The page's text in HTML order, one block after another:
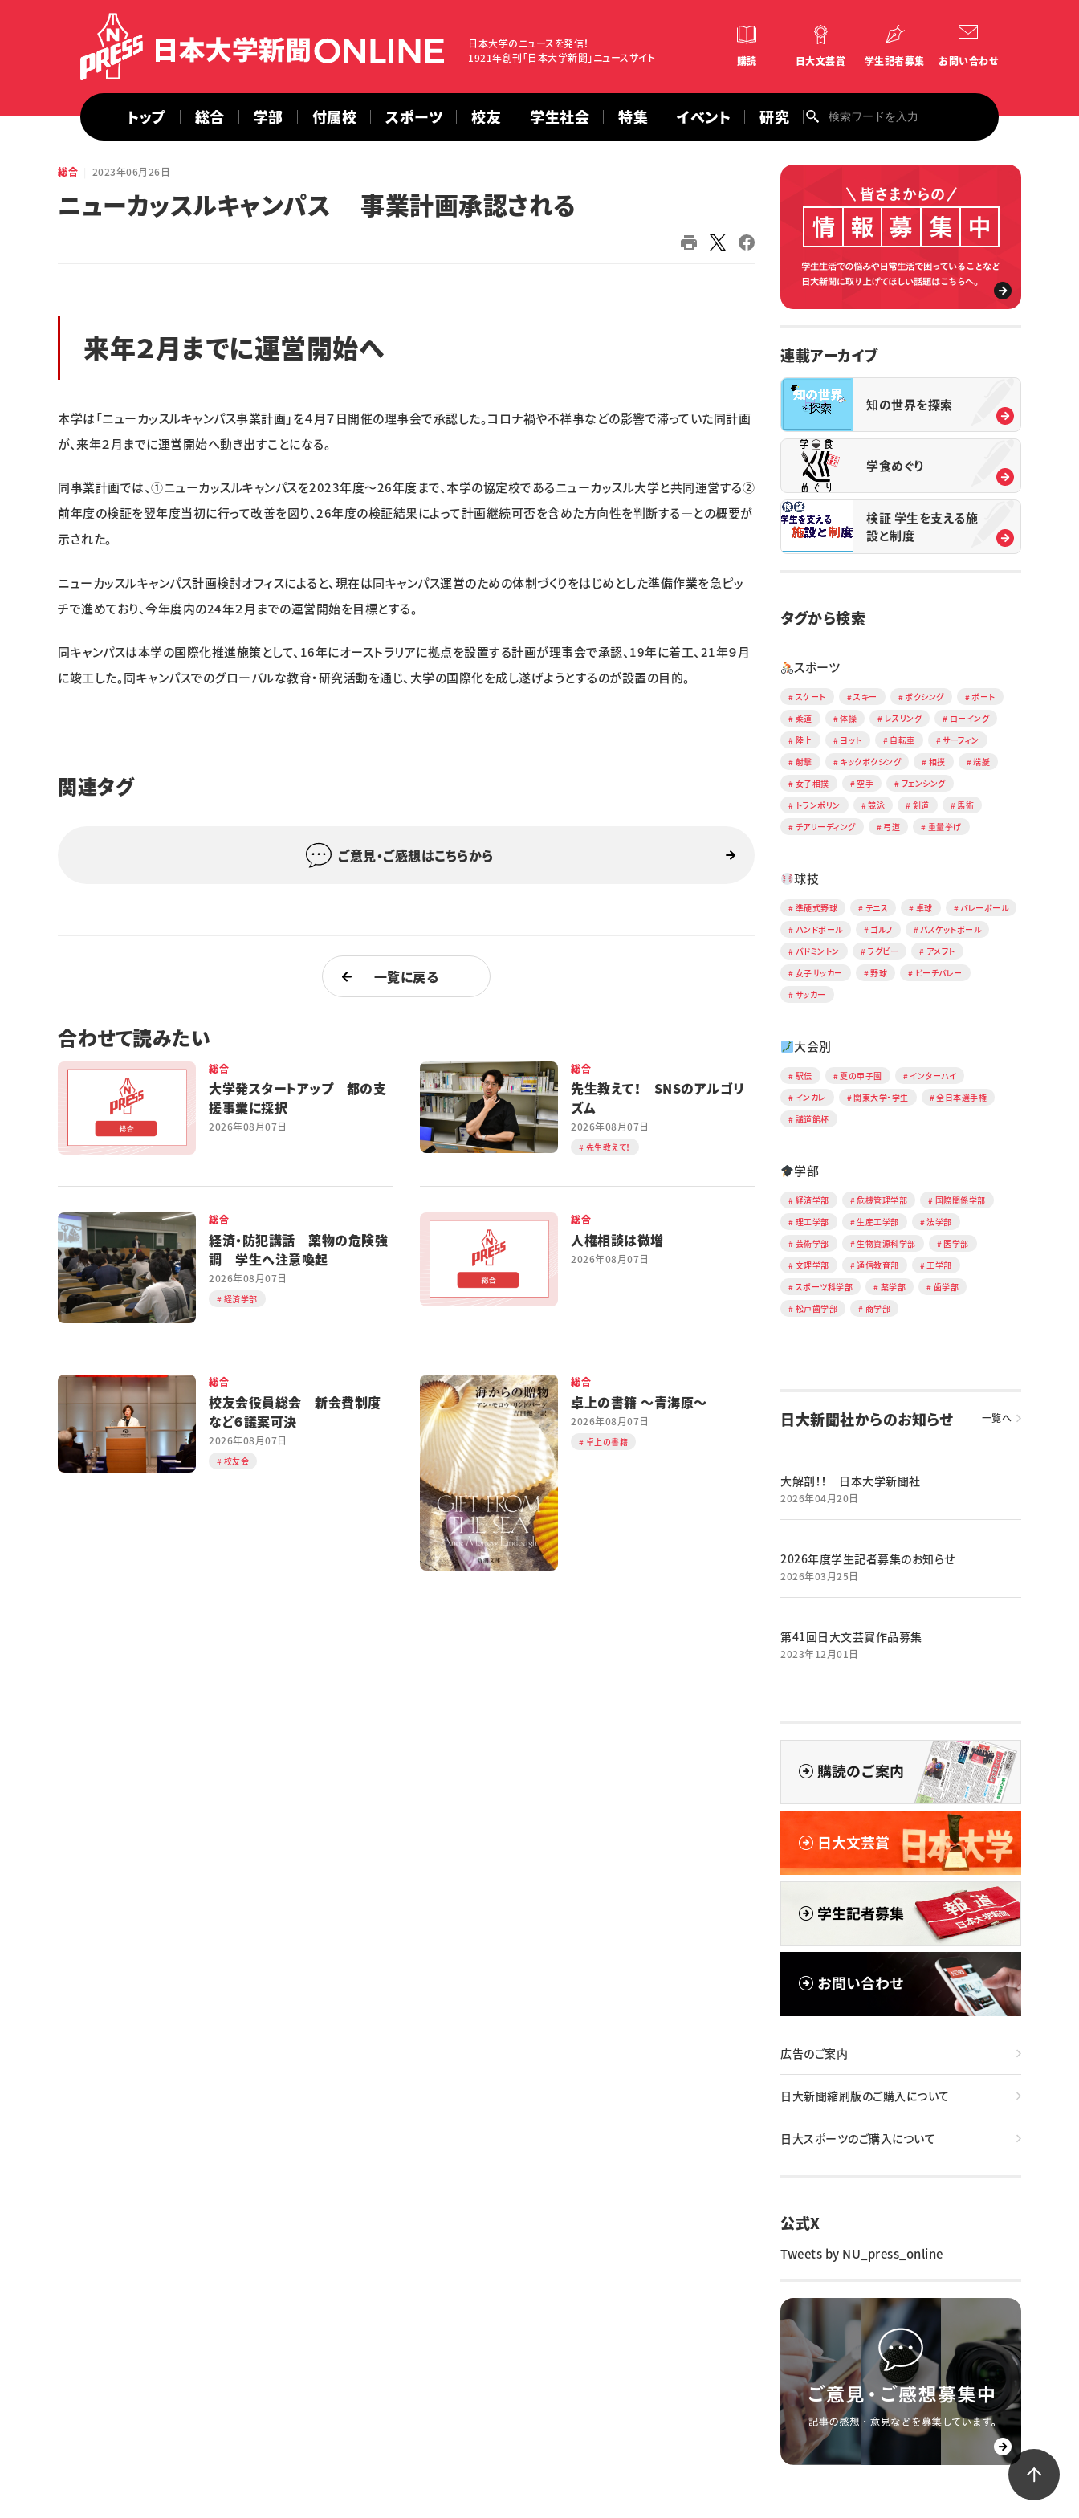
日本大学のニュースを発信！
1921年創刊「日本大学新聞」ニュースサイト
購読 日大文芸賞 学生記者募集 お問い合わせ
トップ 総合 学部 付属校 スポーツ 校友 学生社会 特集 イベント 研究
総合 2023年06月26日
ニューカッスルキャンパス 事業計画承認される
来年２月までに運営開始へ
本学は「ニューカッスルキャンパス事業計画」を４月７日開催の理事会で承認した。コロナ禍や不祥事などの影響で滞っていた同計画
が、来年２月までに運営開始へ動き出すことになる。
同事業計画では、①ニューカッスルキャンパスを2023年度～26年度まで、本学の協定校であるニューカッスル大学と共同運営する②
前年度の検証を翌年度当初に行って改善を図り、26年度の検証結果によって計画継続可否を含めた方向性を判断する―との概要が
示された。
ニューカッスルキャンパス計画検討オフィスによると、現在は同キャンパス運営のための体制づくりをはじめとした準備作業を急ピッ
チで進めており、今年度内の24年２月までの運営開始を目標とする。
同キャンパスは本学の国際化推進施策として、16年にオーストラリアに拠点を設置する計画が理事会で承認、19年に着工、21年９月
に竣工した。同キャンパスでのグローバルな教育・研究活動を通じ、大学の国際化を成し遂げようとするのが設置の目的。
関連タグ
ご意見・ご感想はこちらから
一覧に戻る
合わせて読みたい
総合
大学発スタートアップ 都の支
援事業に採択
2026年08月07日
総合
先生教えて！ SNSのアルゴリ
ズム
2026年08月07日
先生教えて！
総合
経済・防犯講話 薬物の危険強
調 学生へ注意喚起
2026年08月07日
経済学部
総合
人権相談は微増
2026年08月07日
総合
校友会役員総会 新会費制度
など６議案可決
2026年08月07日
校友会
総合
卓上の書籍 ～青海原～
2026年08月07日
卓上の書籍
連載アーカイブ
知の世界を探索
学食めぐり
検証 学生を支える施
設と制度
タグから検索
スポーツ
スケート スキー ボクシング
ボート
柔道
体操 レスリング
ローイング
陸上
ヨット 自転車
サーフィン
射撃
キックボクシング 相撲
端艇
女子相撲
空手
フェンシング
トランポリン
競泳 剣道
馬術
チアリーディング
弓道 重量挙げ
球技
準硬式野球 テニス 卓球
バレーボール
ハンドボール
ゴルフ
バスケットボール
バドミントン
ラグビー
アメフト
女子サッカー
野球
ビーチバレー
サッカー
大会別
駅伝 夏の甲子園
インターハイ
インカレ
関東大学・学生
全日本選手権
講道館杯
学部
経済学部 危機管理学部
国際関係学部
理工学部
生産工学部
法学部
芸術学部
生物資源科学部
医学部
文理学部
通信教育部
工学部
スポーツ科学部
薬学部
歯学部
松戸歯学部
商学部
日大新聞社からのお知らせ 一覧へ
大解剖！！ 日本大学新聞社
2026年04月20日
2026年度学生記者募集のお知らせ
2026年03月25日
第41回日大文芸賞作品募集
2023年12月01日
広告のご案内
日大新聞縮刷版のご購入について
日大スポーツのご購入について
公式X
Tweets by NU_press_online